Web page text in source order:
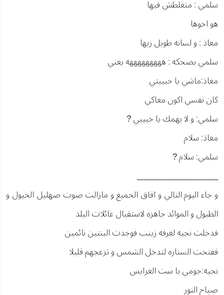
سلمي : متغلطش فيها
هو اخوها
معاذ : و لسانه طويل زيها
سلمي بضحكه : هههههههههه يعني
معاذ:ماشي يا حبيبتي
كان نفسي اكون معاكي
سلمي: و لا يهمك يا حبيبي ?
معاذ: سلام
سلمي: سلام ?
__________________
و جاء اليوم التالي و افاق الحميع و مازالت صوت صهليل الخيول و
الطبول و الموائد جاهزه لاستقبال عائلات البلد
فدخلت نجيه لغرفه زينب فوجدت البنتين نائمين
ففتحت الستاره لتدخل الشمس و تزعجهم قليلا
نجيه:جومي يا ست العرايس
صباح النور